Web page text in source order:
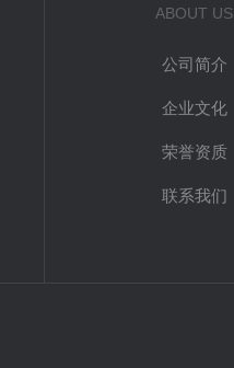
ABOUT US
公司简介
企业文化
荣誉资质
联系我们